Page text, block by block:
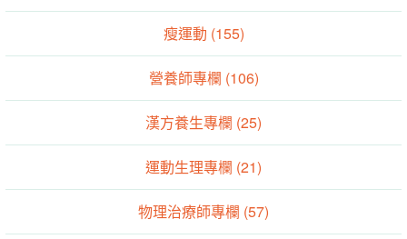
瘦運動 (155)
營養師專欄 (106)
漢方養生專欄 (25)
運動生理專欄 (21)
物理治療師專欄 (57)